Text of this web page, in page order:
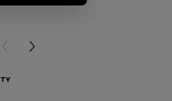
PREVIOUS CARD
NEXT CARD